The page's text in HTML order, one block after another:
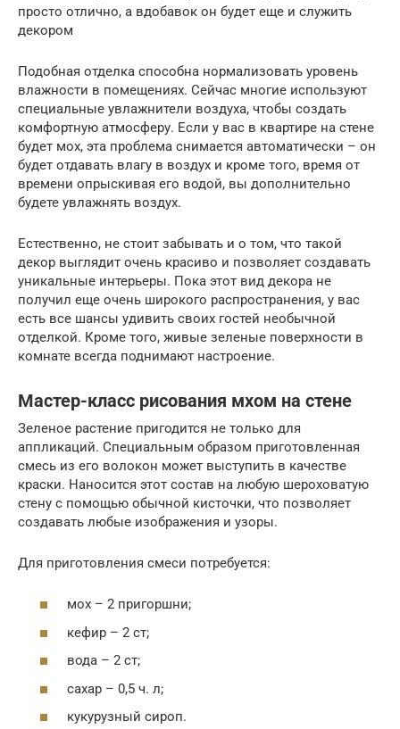
просто отлично, а вдобавок он будет еще и служить
декором
Подобная отделка способна нормализовать уровень
влажности в помещениях. Сейчас многие используют
специальные увлажнители воздуха, чтобы создать
комфортную атмосферу. Если у вас в квартире на стене
будет мох, эта проблема снимается автоматически – он
будет отдавать влагу в воздух и кроме того, время от
времени опрыскивая его водой, вы дополнительно
будете увлажнять воздух.
Естественно, не стоит забывать и о том, что такой
декор выглядит очень красиво и позволяет создавать
уникальные интерьеры. Пока этот вид декора не
получил еще очень широкого распространения, у вас
есть все шансы удивить своих гостей необычной
отделкой. Кроме того, живые зеленые поверхности в
комнате всегда поднимают настроение.
Мастер-класс рисования мхом на стене
Зеленое растение пригодится не только для
аппликаций. Специальным образом приготовленная
смесь из его волокон может выступить в качестве
краски. Наносится этот состав на любую шероховатую
стену с помощью обычной кисточки, что позволяет
создавать любые изображения и узоры.
Для приготовления смеси потребуется:
мох – 2 пригоршни;
кефир – 2 ст;
вода – 2 ст;
сахар – 0,5 ч. л;
кукурузный сироп.